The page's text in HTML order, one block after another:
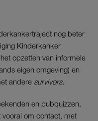
nog beter
Kinderkanker
opzetten van informele
eigen omgeving) en
andere survivors.
en pubquizzen,
vooral om contact, met